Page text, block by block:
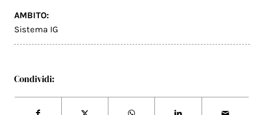
AMBITO:
Sistema IG
Condividi: